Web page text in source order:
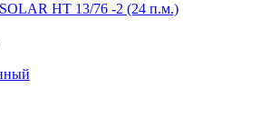
HT 13/76 -2 (24 п.м.)